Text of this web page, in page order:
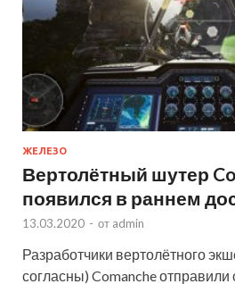
ЖЕЛЕЗО
Вертолётный шутер
появился в раннем
13.03.2020 - от admin
Разработчики вертолётного
согласны) Comanche отправили